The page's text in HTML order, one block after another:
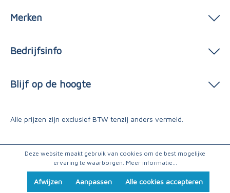
Merken
Bedrijfsinfo
Blijf op de hoogte
Alle prijzen zijn exclusief BTW tenzij anders vermeld.
Deze website maakt gebruik van cookies om de best mogelijke
ervaring te waarborgen. Meer informatie...
Afwijzen Aanpassen Alle cookies accepteren